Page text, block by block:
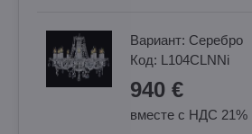
Вариант: Cеребро
Код: L104CLNNi
940 €
вместе с НДС 21%